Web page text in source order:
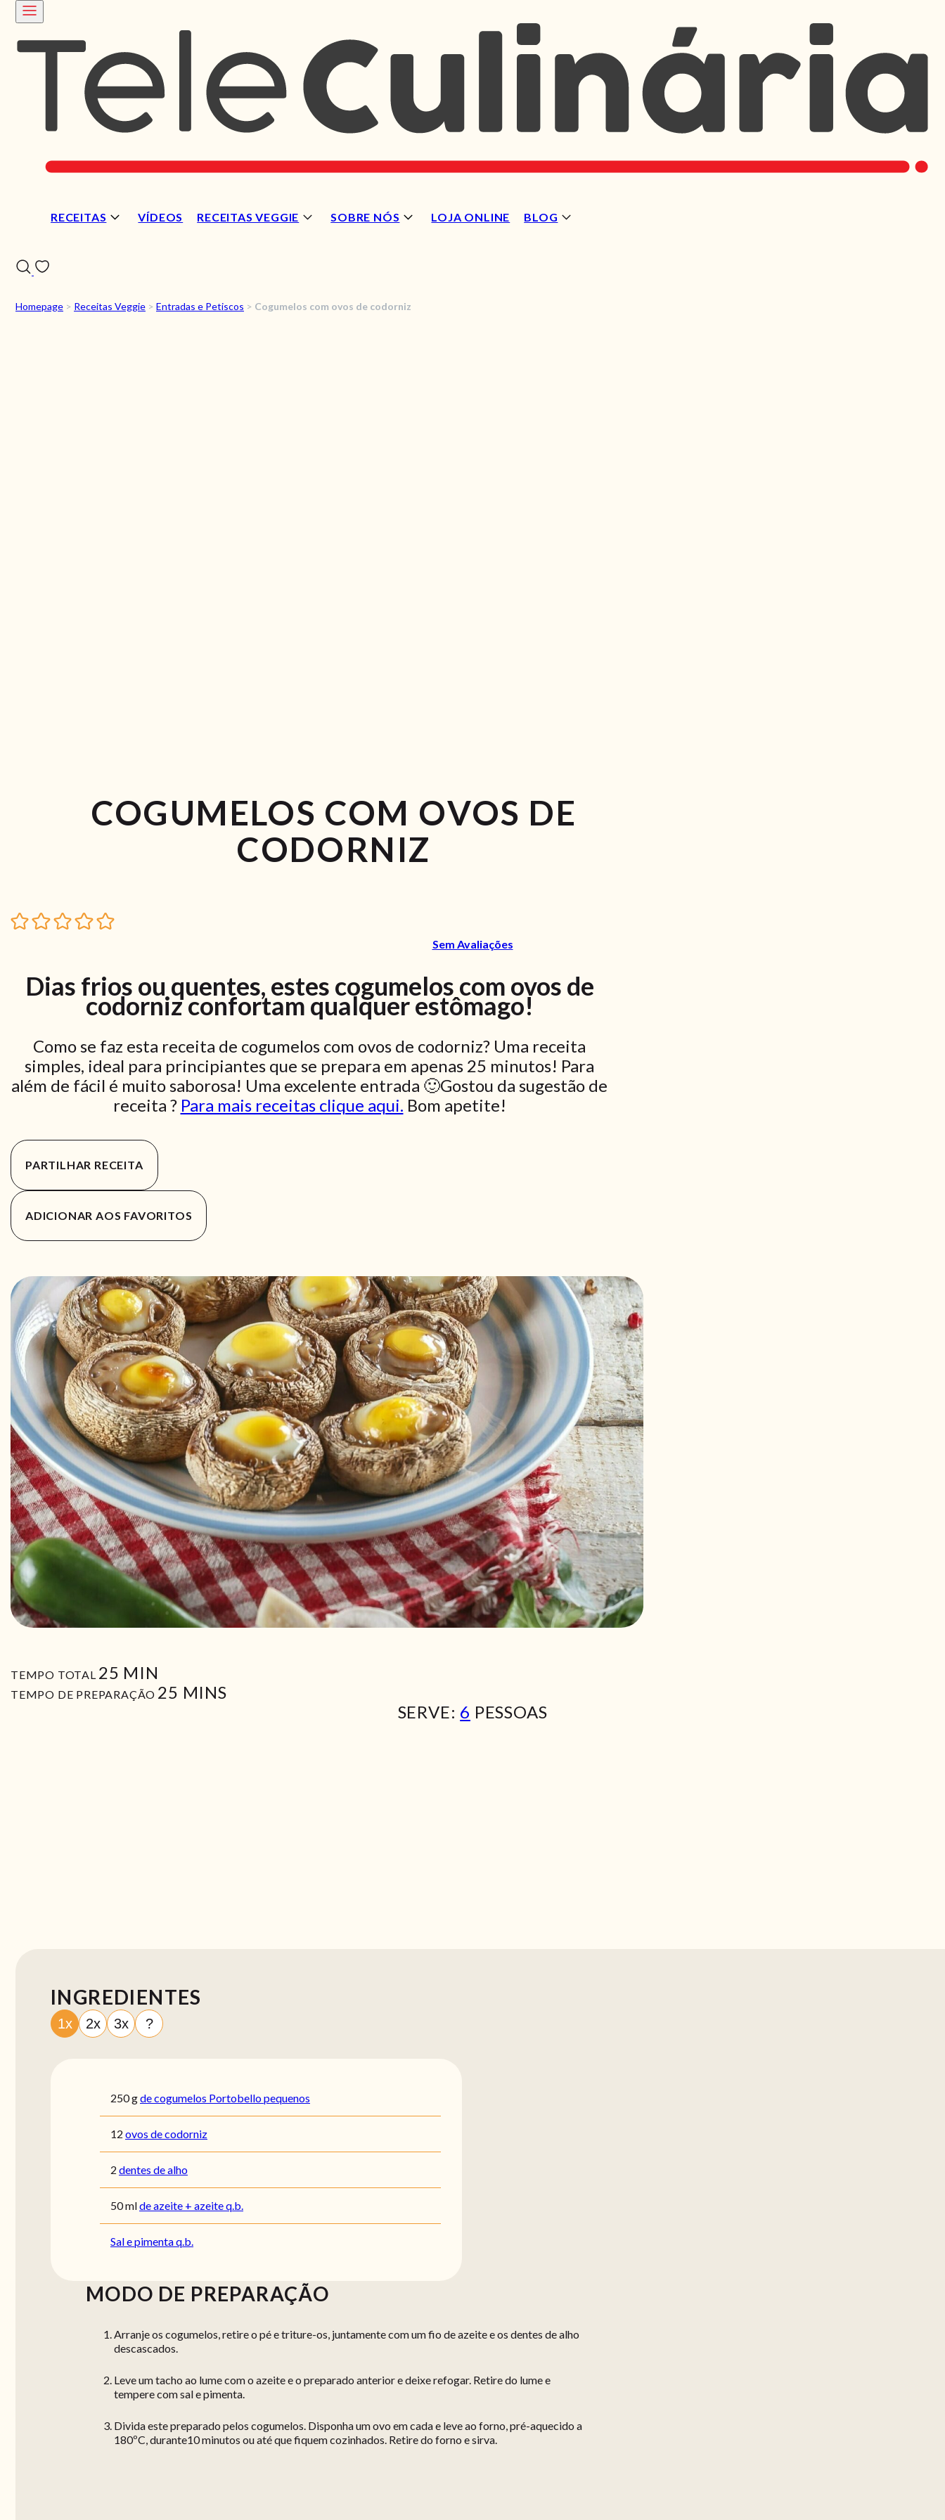
RECEITAS VÍDEOS RECEITAS VEGGIE SOBRE NÓS LOJA ONLINE BLOG
Homepage > Receitas Veggie > Entradas e Petiscos > Cogumelos com ovos de codorniz
COGUMELOS COM OVOS DE
CODORNIZ
Sem Avaliações
Dias frios ou quentes, estes cogumelos com ovos de
codorniz confortam qualquer estômago!
Como se faz esta receita de cogumelos com ovos de codorniz? Uma receita
simples, ideal para principiantes que se prepara em apenas 25 minutos! Para
além de fácil é muito saborosa! Uma excelente entrada 🙂Gostou da sugestão de
receita ? Para mais receitas clique aqui. Bom apetite!
PARTILHAR RECEITA
ADICIONAR AOS FAVORITOS
TEMPO TOTAL 25 MIN
MIN
TEMPO DE PREPARAÇÃO 25 MIN
MINS
SERVE: 6 PESSOAS
INGREDIENTES
1x 2x 3x ?
250gde cogumelos Portobello pequenos
12 ovos de codorniz
2 dentes de alho
50mlde azeite + azeite q.b.
Sal e pimenta q.b.
MODO DE PREPARAÇÃO
Arranje os cogumelos, retire o pé e triture-os, juntamente com um fio de azeite e os dentes de alho
descascados.
Leve um tacho ao lume com o azeite e o preparado anterior e deixe refogar. Retire do lume e
tempere com sal e pimenta.
Divida este preparado pelos cogumelos. Disponha um ovo em cada e leve ao forno, pré-aquecido a
180ºC, durante10 minutos ou até que fiquem cozinhados. Retire do forno e sirva.